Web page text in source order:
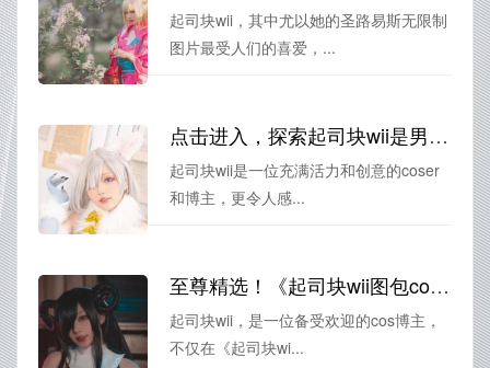
起司块wii，其中尤以她的圣路易斯无限制
图片最受人们的喜爱，...
点击进入，探索起司块wii是男的吗的珍贵照片原图
起司块wii是一位充满活力和创意的coser
和博主，更令人感...
至尊精选！《起司块wii图包cos》最佳照片公布
起司块wii，是一位备受欢迎的cos博主，
不仅在《起司块wi...